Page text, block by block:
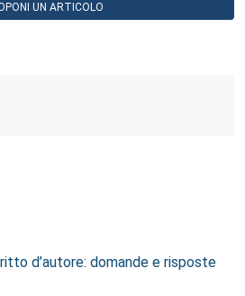
UN ARTICOLO
d’autore: domande e risposte